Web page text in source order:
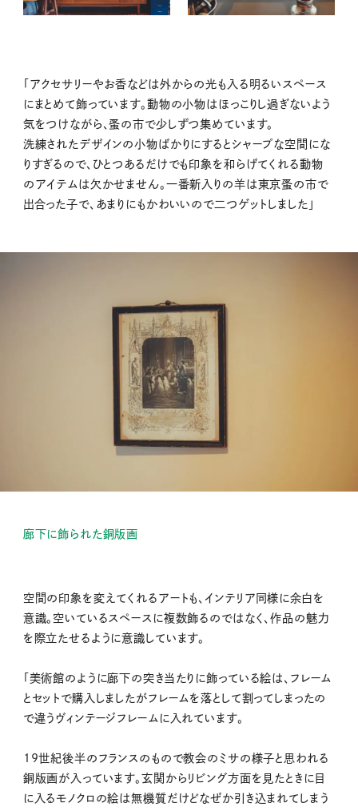
「アクセサリーやお香などは外からの光も入る明るいスペース
にまとめて飾っています。動物の小物はほっこりし過ぎないよう
気をつけながら、蚤の市で少しずつ集めています。
洗練されたデザインの小物ばかりにするとシャープな空間にな
りすぎるので、ひとつあるだけでも印象を和らげてくれる動物
のアイテムは欠かせません。一番新入りの羊は東京蚤の市で
出合った子で、あまりにもかわいいので二つゲットしました」
廊下に飾られた銅版画
空間の印象を変えてくれるアートも、インテリア同様に余白を
意識。空いているスペースに複数飾るのではなく、作品の魅力
を際立たせるように意識しています。
「美術館のように廊下の突き当たりに飾っている絵は、フレーム
とセットで購入しましたがフレームを落として割ってしまったの
で違うヴィンテージフレームに入れています。
19世紀後半のフランスのもので教会のミサの様子と思われる
銅版画が入っています。玄関からリビング方面を見たときに目
に入るモノクロの絵は無機質だけどなぜか引き込まれてしまう